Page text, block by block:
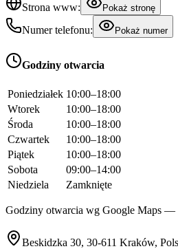
Strona www:
Pokaż stronę
Numer telefonu: Pokaż numer
Godziny otwarcia
Poniedziałek 10:00–18:00
Wtorek
10:00–18:00
Środa
10:00–18:00
Czwartek
10:00–18:00
Piątek
10:00–18:00
Sobota
09:00–14:00
Niedziela
Zamknięte
Godziny otwarcia wg Google Maps —
Beskidzka 30, 30-611 Kraków,